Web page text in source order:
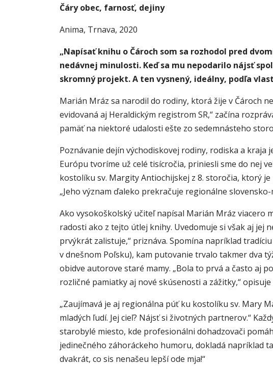
Čáry obec, farnosť, dejiny
Anima, Trnava, 2020
„Napísať knihu o Čároch som sa rozhodol pred
nedávnej minulosti. Keď sa mu nepodarilo nájsť
skromný projekt. A ten vysnený, ideálny, podľa
Marián Mráz sa narodil do rodiny, ktorá žije v Čároch
evidovaná aj Heraldickým registrom SR,“ začína
pamäť na niektoré udalosti ešte zo sedemnásteho
Poznávanie dejín východiskovej rodiny, rodiska a
Európu tvoríme už celé tisícročia, priniesli sme do nej
kostolíku sv. Margity Antiochijskej z 8. storočia, ktorý
„Jeho význam ďaleko prekračuje regionálne
Ako vysokoškolský učiteľ napísal Marián Mráz viacero
radosti ako z tejto útlej knihy. Uvedomuje si však aj jej
prvýkrát zalistuje,“ priznáva. Spomína napríklad
v dnešnom Poľsku), kam putovanie trvalo takmer dva
obidve autorove staré mamy. „Bola to prvá a často aj
rozličné pamiatky aj nové skúsenosti a zážitky,“
„Zaujímavá je aj regionálna púť ku kostolíku sv. Mary
mladých ľudí. Jej cieľ? Nájsť si životných partnerov.“
starobylé miesto, kde profesionálni dohadzovači
jedinečného záhoráckeho humoru, dokladá napríklad
dvakrát, co sis nenašeu lepší ode mja!“